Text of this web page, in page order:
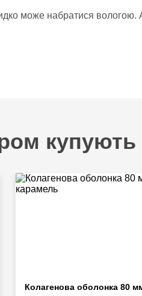
може набратися
купують
Колагенова оболонка 80